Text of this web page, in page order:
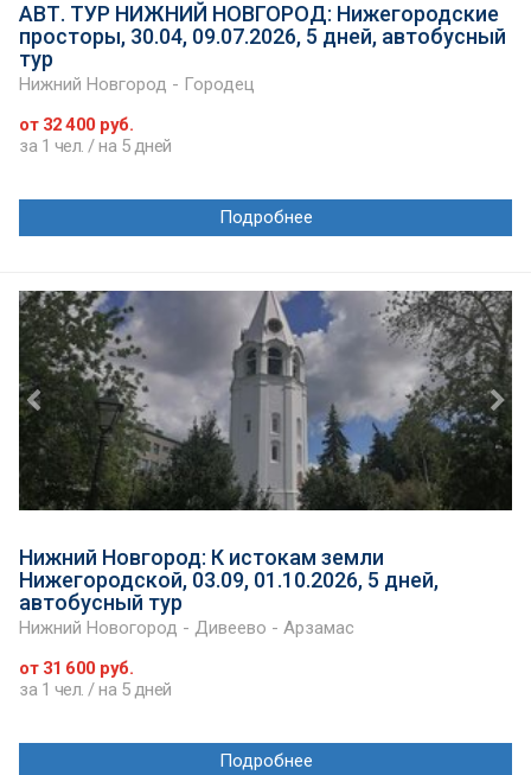
АВТ. ТУР НИЖНИЙ НОВГОРОД: Нижегородские
просторы, 30.04, 09.07.2026, 5 дней, автобусный
тур
Нижний Новгород - Городец
от 32 400 руб.
за 1 чел. / на 5 дней
Подробнее
Нижний Новгород: К истокам земли
Нижегородской, 03.09, 01.10.2026, 5 дней,
автобусный тур
Нижний Новогород - Дивеево - Арзамас
от 31 600 руб.
за 1 чел. / на 5 дней
Подробнее